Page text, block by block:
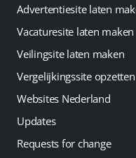
Advertentiesite laten
Vacaturesite laten maken
Veilingsite laten maken
Vergelijkingssite opzetten
Websites Nederland
Updates
Requests for change